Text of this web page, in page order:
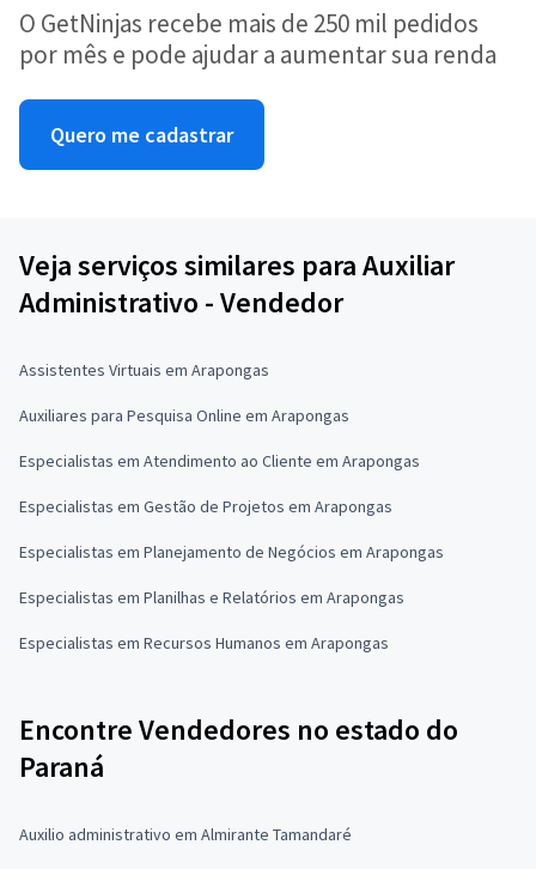
O GetNinjas recebe mais de 250 mil pedidos
por mês e pode ajudar a aumentar sua renda
Quero me cadastrar
Veja serviços similares para Auxiliar
Administrativo - Vendedor
Assistentes Virtuais em Arapongas
Auxiliares para Pesquisa Online em Arapongas
Especialistas em Atendimento ao Cliente em Arapongas
Especialistas em Gestão de Projetos em Arapongas
Especialistas em Planejamento de Negócios em Arapongas
Especialistas em Planilhas e Relatórios em Arapongas
Especialistas em Recursos Humanos em Arapongas
Encontre Vendedores no estado do
Paraná
Auxilio administrativo em Almirante Tamandaré